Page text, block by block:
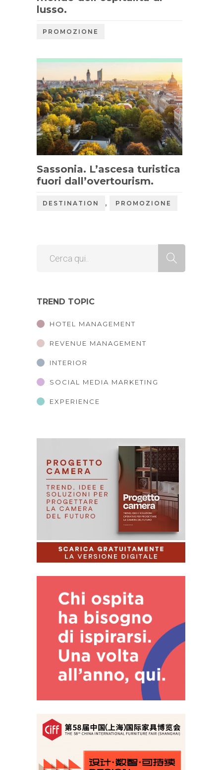
lusso.
PROMOZIONE
Sassonia. L’ascesa turistica
fuori dall’overtourism.
DESTINATION , PROMOZIONE
TREND TOPIC
HOTEL MANAGEMENT
REVENUE MANAGEMENT
INTERIOR
SOCIAL MEDIA MARKETING
EXPERIENCE